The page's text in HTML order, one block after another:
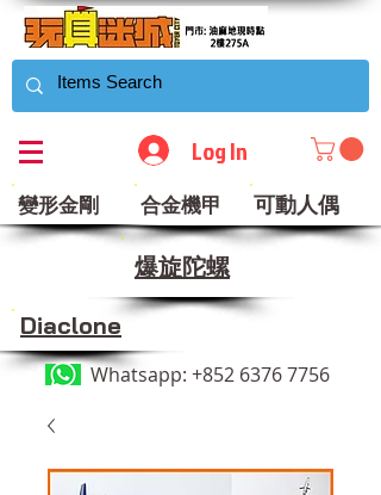
Log In
變形金剛 合金機甲 可動人偶
​爆旋陀螺
Diaclone
Whatsapp: +852 6376 7756